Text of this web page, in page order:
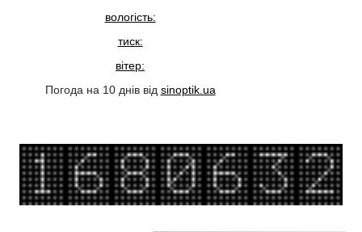
вологість:
тиск:
вітер:
Погода на 10 днів від sinoptik.ua